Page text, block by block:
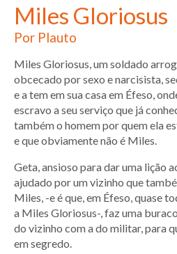
Miles Gloriosus
Por Plauto
Miles Gloriosus, um soldado
obcecado por sexo e narcisista,
e a tem em sua casa em Éfeso,
escravo a seu serviço que já
também o homem por quem ela
e que obviamente não é Miles.
Geta, ansioso para dar uma lição
ajudado por um vizinho que
Miles, -e é que, em Éfeso, quase
a Miles Gloriosus-, faz uma
do vizinho com a do militar, para
em segredo.